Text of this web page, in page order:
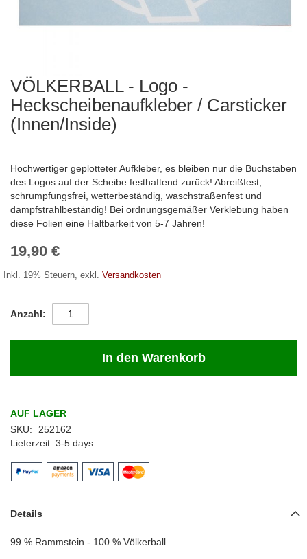
VÖLKERBALL - Logo -
Heckscheibenaufkleber / Carsticker
(Innen/Inside)
Hochwertiger geplotteter Aufkleber, es bleiben nur die Buchstaben
des Logos auf der Scheibe festhaftend zurück! Abreißfest,
schrumpfungsfrei, wetterbeständig, waschstraßenfest und
dampfstrahlbeständig! Bei ordnungsgemäßer Verklebung haben
diese Folien eine Haltbarkeit von 5-7 Jahren!
19,90 €
Inkl. 19% Steuern, exkl. Versandkosten
Anzahl
In den Warenkorb
AUF LAGER
SKU
252162
Lieferzeit 3-5 days
Zum
der
Bildergalerie
springen
Details
99 % Rammstein - 100 % Völkerball